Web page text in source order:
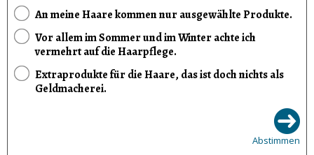
An meine Haare kommen nur ausgewählte Produkte.
Vor allem im Sommer und im Winter achte ich
vermehrt auf die Haarpflege.
Extraprodukte für die Haare, das ist doch nichts als
Geldmacherei.
Abstimmen